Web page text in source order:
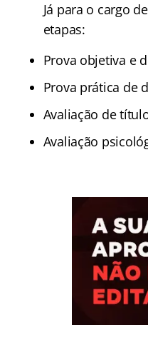
Já para o cargo
etapas:
Prova objetiva e
Prova prática de
Avaliação de
Avaliação